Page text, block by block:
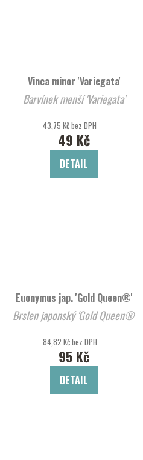
Vinca minor 'Variegata'
Barvínek menší 'Variegata'
43,75 Kč bez DPH
49 Kč
DETAIL
Euonymus jap. 'Gold Queen®'
Brslen japonský 'Gold Queen®'
84,82 Kč bez DPH
95 Kč
DETAIL